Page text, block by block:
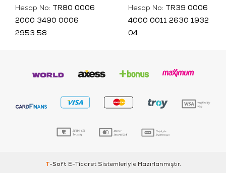
Hesap No: TR80 0006
2000 3490 0006
2953 58
Hesap No: TR39 0006
4000 0011 2630 1932
04
T-Soft E-TicaretSistemleriyle Hazırlanmıştır.